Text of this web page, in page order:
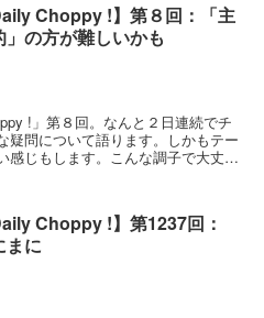
Choppy !】第８回：「主
」の方が難しいかも
!」第８回。なんと２日連続でチ
疑問について語ります。しかもテー
感じもします。こんな調子で大丈夫
Choppy !】第1237回：
まに